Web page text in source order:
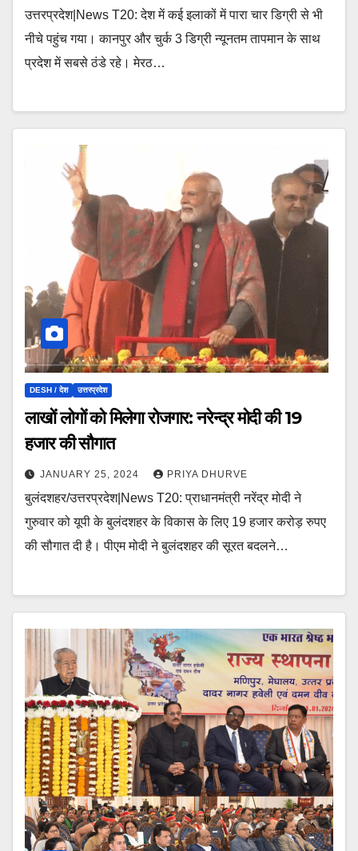
उत्तरप्रदेश|News T20: देश में कई इलाकों में पारा चार डिग्री से भी
नीचे पहुंच गया। कानपुर और चुर्क 3 डिग्री न्यूनतम तापमान के साथ
प्रदेश में सबसे ठंडे रहे। मेरठ…
DESH / देश उत्तरप्रदेश
लाखों लोगों को मिलेगा रोजगार: नरेन्द्र मोदी की 19
हजार की सौगात
JANUARY 25, 2024 PRIYA DHURVE
बुलंदशहर/उत्तरप्रदेश|News T20: प्राधानमंत्री नरेंद्र मोदी ने
गुरुवार को यूपी के बुलंदशहर के विकास के लिए 19 हजार करोड़ रुपए
की सौगात दी है। पीएम मोदी ने बुलंदशहर की सूरत बदलने…